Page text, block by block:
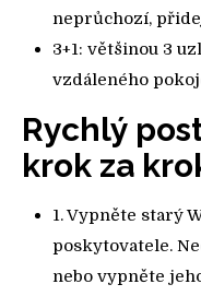
neprůchozí,
3+1: většinou 3
vzdáleného
Rychlý
krok za
1. Vypněte starý
poskytovatele.
nebo vypněte